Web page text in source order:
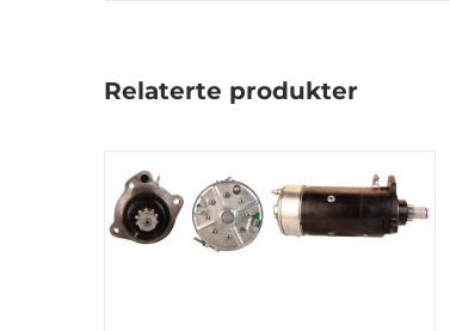
Relaterte produkter